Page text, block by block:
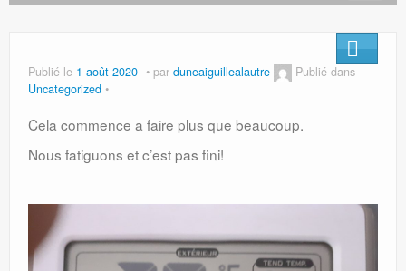
Publié le 1 août 2020 par duneaiguillealautre
Publié dans
Uncategorized
Cela commence a faire plus que beaucoup.
Nous fatiguons et c’est pas fini!